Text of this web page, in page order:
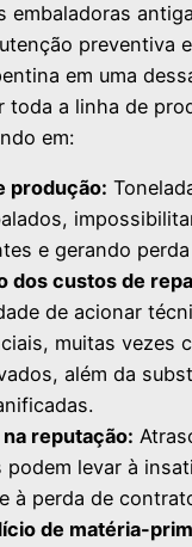
embaladoras
preventiva
em uma
toda a linha de
em:
produção:
e gerando
dos custos de
de acionar
muitas vezes
além da
reputação:
podem levar à
à perda de
de matéria-